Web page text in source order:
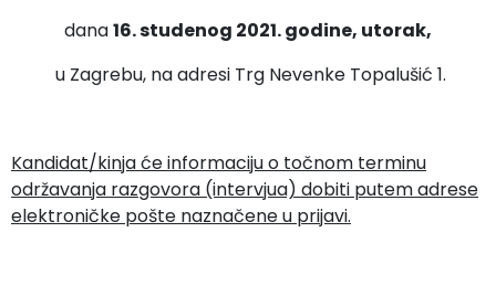
dana16. studenog 2021. godine, utorak,
u Zagrebu, na adresi Trg Nevenke Topalušić 1.
Kandidat/kinja će informaciju o točnom terminu
održavanja razgovora (intervjua) dobiti putem adrese
elektroničke pošte naznačene u prijavi.